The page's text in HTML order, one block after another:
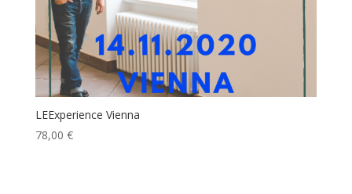
LEExperience Vienna
78,00 €